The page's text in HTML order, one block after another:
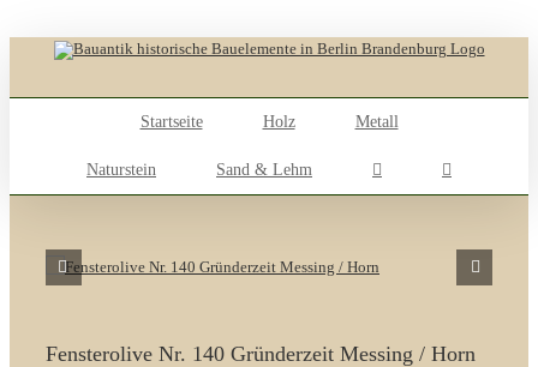
content
Startseite
Holz Metall
Naturstein Sand & Lehm
Fensterolive Nr. 140 Gründerzeit Messing / Horn